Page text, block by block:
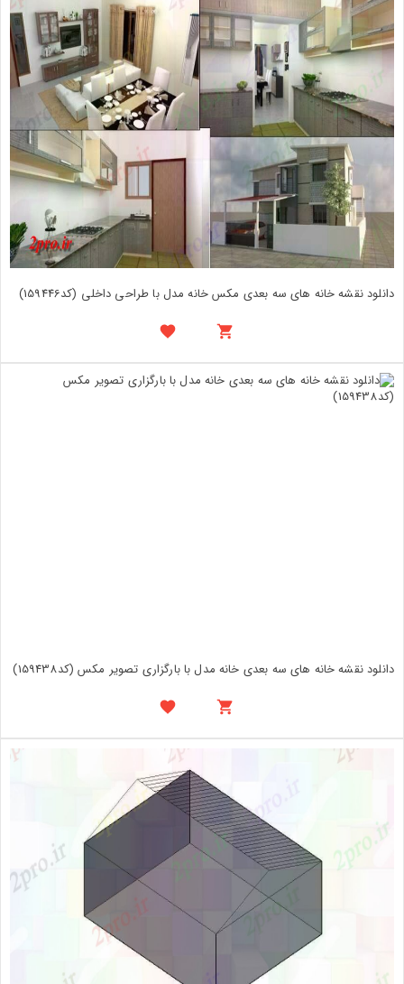
دانلود نقشه خانه های سه بعدی مکس خانه مدل با طراحی داخلی (کد159446)
دانلود نقشه خانه های سه بعدی خانه مدل با بارگزاری تصویر مکس (کد159438)